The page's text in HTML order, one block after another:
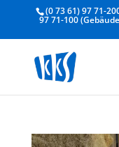
(0 73 61) 97 71-
97 71-100